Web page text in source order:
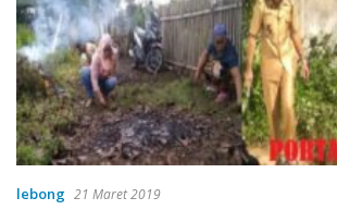
lebong 21 Maret 2019